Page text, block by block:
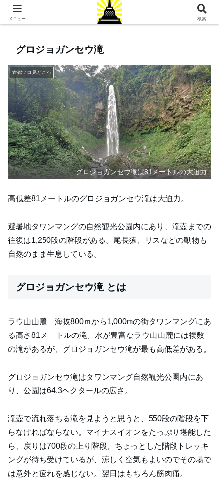
ジョグジャカルタ旅行専門店
グロジョガンセウ滝
古都ソロ見どころ
グロジョガンセウ滝は81メートルの大迫力
高低差81メートルのグロジョガンセウ滝は大迫力。
避暑地タワンマングの自然観光公園内にあり、滝壺までの
往復は1,250段の階段がある。尾長猿、リスなどの動物も
自然のまま生息している。
グロジョガンセウ滝 とは
ラウ山山麓 海抜800ｍから1,000mの街タワンマングにあ
る高さ81メートルの滝。水が豊富なラウ山山麓には複数
の滝があるが、グロジョガンセウ滝が最も高低差がある。
グロジョガンセウ滝はタワンマング自然観光公園内にあ
り、公園は64.3ヘクタールの広さ。
滝壺で流れ落ちる滝を見ようと思うと、550段の階段を下
らなければならない。マイナスイオンをたっぷり堪能した
ら、戻りは700段の上り階段。ちょっとした階段トレッキ
ングが待ち受けているが、涼しく空気もよいのでその場で
は意外と疲れを感じない。翌日はもちろん筋肉痛。
メニュー 検索